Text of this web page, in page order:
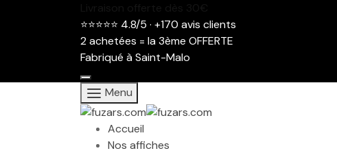
⭐⭐⭐⭐⭐ 4.8/5 · +170 avis clients
2 achetées = la 3ème OFFERTE
Fabriqué à Saint-Malo
Menu
Accueil
Nos affiches